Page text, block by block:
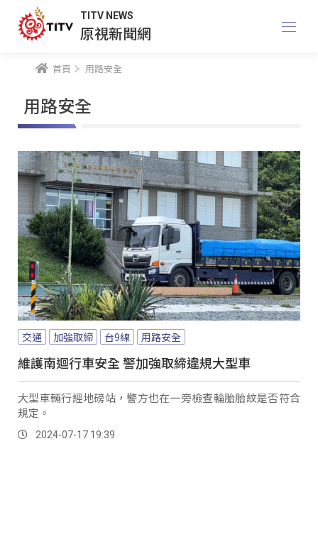
TITV NEWS
原視新聞網
首頁 用路安全
用路安全
交通 加強取締 台9線 用路安全
維護南迴行車安全 警加強取締違規大型車
大型車輛行經地磅站，警方也在一旁檢查輪胎胎紋是否符合
規定。
2024-07-17 19:39